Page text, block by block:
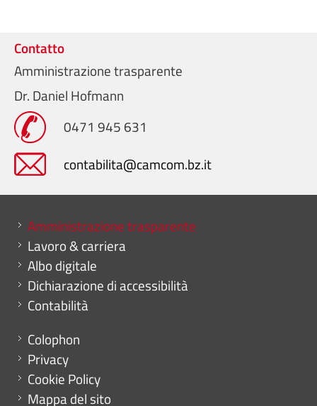
Contatto
Amministrazione trasparente
Dr. Daniel Hofmann
0471 945 631
contabilita@camcom.bz.it
Mini menu di servizio
Amministrazione trasparente
Lavoro & carriera
Albo digitale
Dichiarazione di accessibilità
Contabilità
Menu footer
Colophon
Privacy
Cookie Policy
Mappa del sito